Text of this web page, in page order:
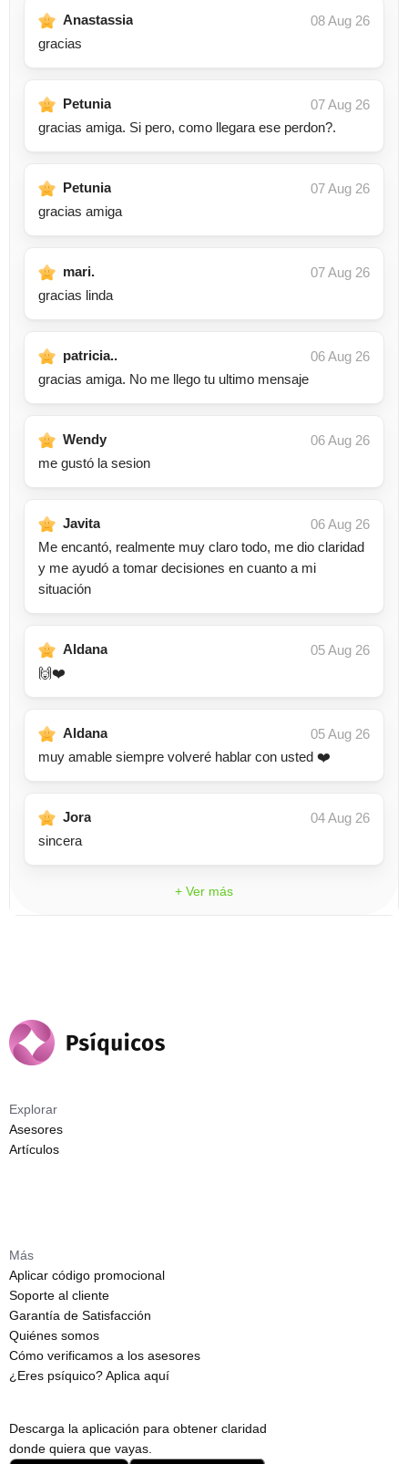
Anastassia
08 Aug 26
gracias
Petunia
07 Aug 26
gracias amiga. Si pero, como llegara ese perdon?.
Petunia
07 Aug 26
gracias amiga
mari.
07 Aug 26
gracias linda
patricia..
06 Aug 26
gracias amiga. No me llego tu ultimo mensaje
Wendy
06 Aug 26
me gustó la sesion
Javita
06 Aug 26
Me encantó, realmente muy claro todo, me dio claridad
y me ayudó a tomar decisiones en cuanto a mi
situación
Aldana
05 Aug 26
🙌❤️
Aldana
05 Aug 26
muy amable siempre volveré hablar con usted ❤️
Jora
04 Aug 26
sincera
+ Ver más
Descarga la aplicación para obtener claridad
donde quiera que vayas.
Explorar
Asesores
Artículos
Más
Aplicar código promocional
Soporte al cliente
Garantía de Satisfacción
Quiénes somos
Cómo verificamos a los asesores
¿Eres psíquico? Aplica aquí